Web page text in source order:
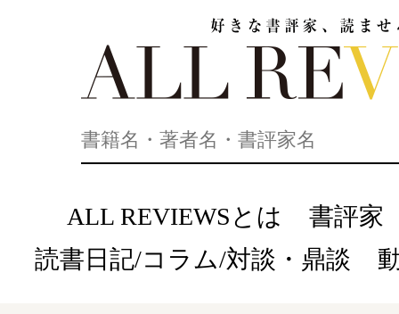
ALL REVIEWSとは
書評家
読書日記/コラム/対談・鼎談